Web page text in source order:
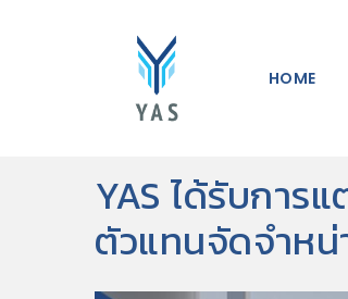
HOME
YAS ได้รับการ
ตัวแทนจัดจำหน่